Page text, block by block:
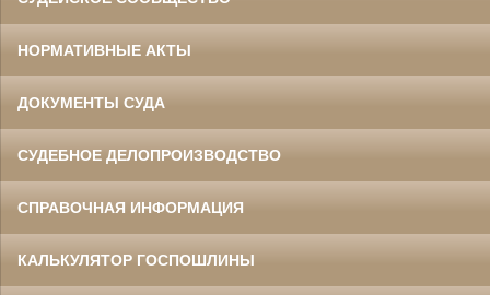
НОРМАТИВНЫЕ АКТЫ
ДОКУМЕНТЫ СУДА
СУДЕБНОЕ ДЕЛОПРОИЗВОДСТВО
СПРАВОЧНАЯ ИНФОРМАЦИЯ
КАЛЬКУЛЯТОР ГОСПОШЛИНЫ